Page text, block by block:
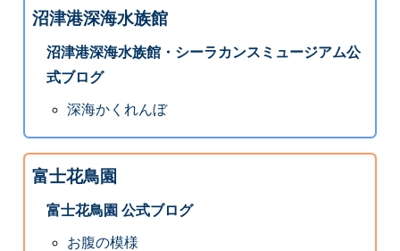
沼津港深海水族館
沼津港深海水族館・シーラカンスミュージアム公
式ブログ
深海かくれんぼ
富士花鳥園
富士花鳥園 公式ブログ
お腹の模様